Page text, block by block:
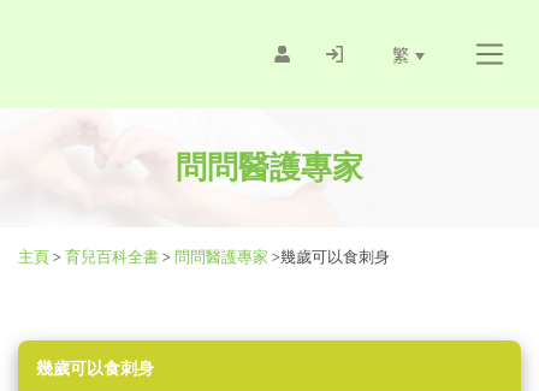
繁
問問醫護專家
主頁> 育兒百科全書> 問問醫護專家 >幾歲可以食刺身
幾歲可以食刺身